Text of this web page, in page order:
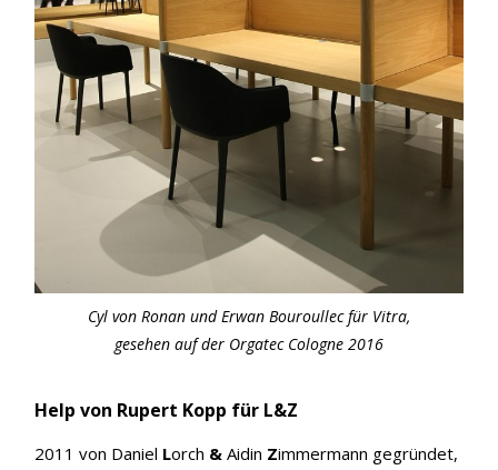
Cyl von Ronan und Erwan Bouroullec für Vitra,
gesehen auf der Orgatec Cologne 2016
Help von Rupert Kopp für L&Z
2011 von Daniel Lorch & Aidin Zimmermann gegründet,